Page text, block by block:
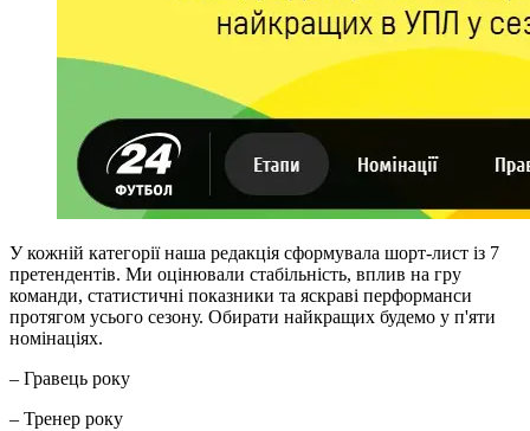
У кожній категорії наша редакція сформувала шорт-лист із 7
претендентів. Ми оцінювали стабільність, вплив на гру
команди, статистичні показники та яскраві перформанси
протягом усього сезону. Обирати найкращих будемо у п'яти
номінаціях.
– Гравець року
– Тренер року